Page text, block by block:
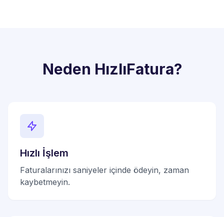
Neden HızlıFatura?
Hızlı İşlem
Faturalarınızı saniyeler içinde ödeyin, zaman
kaybetmeyin.